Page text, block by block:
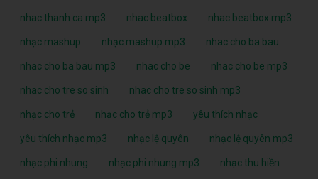
nhac thanh ca mp3 nhac beatbox nhac beatbox mp3
nhạc mashup nhạc mashup mp3 nhac cho ba bau
nhac cho ba bau mp3 nhac cho be nhac cho be mp3
nhac cho tre so sinh nhac cho tre so sinh mp3
nhạc cho trẻ nhạc cho trẻ mp3 yêu thích nhạc
yêu thích nhạc mp3 nhạc lệ quyên nhạc lệ quyên mp3
nhạc phi nhung nhạc phi nhung mp3 nhạc thu hiền